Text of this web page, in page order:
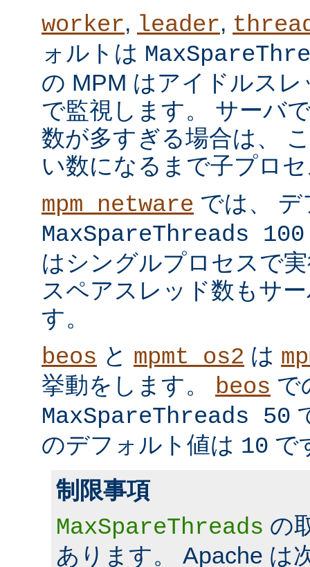
worker, leader,
ォルトは
の MPM はアイドルス
で監視します。 サーバ
数が多すぎる場合は、
い数になるまで子プロ
mpm_netware では、
MaxSpareThreads 100
はシングルプロセスで
スペアスレッド数もサ
す。
beos と mpmt_os2 は
挙動をします。 beos で
MaxSpareThreads 50
のデフォルト値は 10 で
制限事項
MaxSpareThreads の
あります。 Apache は